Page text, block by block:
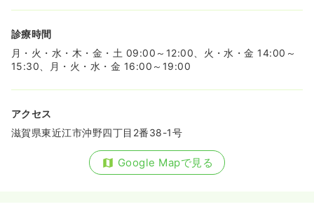
診療時間
月・火・水・木・金・土 09:00～12:00、火・水・金 14:00～
15:30、月・火・水・金 16:00～19:00
アクセス
滋賀県東近江市沖野四丁目2番38-1号
Google Mapで見る